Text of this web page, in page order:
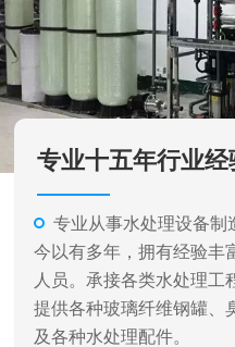
今以有多年，拥有经验丰
人员。承接各类水处理
提供各种玻璃纤维钢罐
及各种水处理配件。